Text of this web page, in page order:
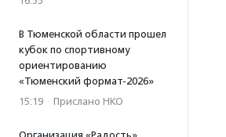
В Тюменской области прошел
кубок по спортивному
ориентированию
«Тюменский формат-2026»
15:19 · Прислано НКО